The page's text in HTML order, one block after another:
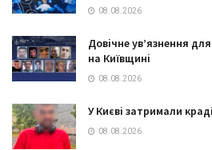
08.08.2026
Довічне ув’язнення
на Київщині
08.08.2026
У Києві затримали
08.08.2026